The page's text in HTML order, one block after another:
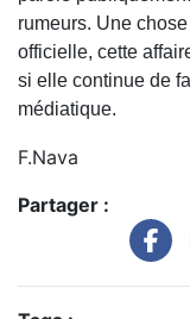
rumeurs. Une
officielle, cette
si elle continue de
médiatique.
F.Nava
Partager :